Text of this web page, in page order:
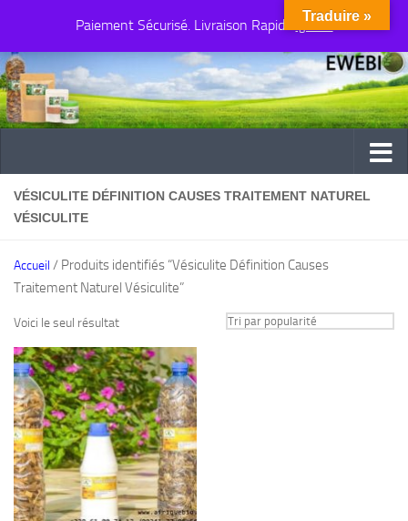
Paiement Sécurisé. Livraison Rapide Ignorer
Au dessous du contenu
VÉSICULITE DÉFINITION CAUSES TRAITEMENT NATUREL
VÉSICULITE
Accueil / Produits identifiés “Vésiculite Définition Causes
Traitement Naturel Vésiculite”
Voici le seul résultat
Traduire »